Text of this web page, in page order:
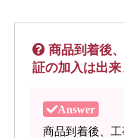
商品到着後
証の加入は出来
商品到着後、